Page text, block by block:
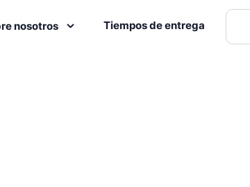
nosotros Tiempos de entrega